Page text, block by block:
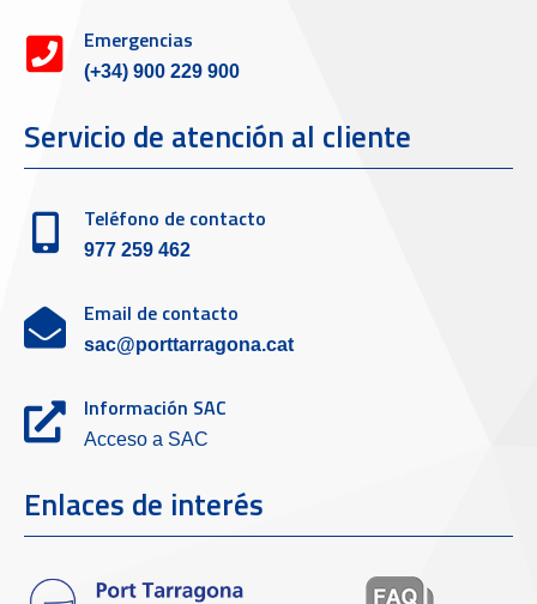
Emergencias
(+34) 900 229 900
Servicio de atención al cliente
Teléfono de contacto
977 259 462
Email de contacto
sac@porttarragona.cat
Información SAC
Acceso a SAC
Enlaces de interés